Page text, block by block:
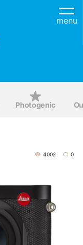
menu
Photogenic
4002 0